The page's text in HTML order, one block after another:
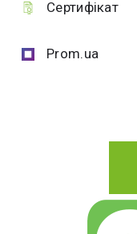
Сертифікат
Prom.ua